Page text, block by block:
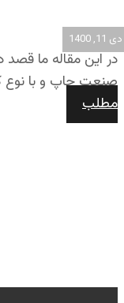
دی 11, 1400
در این مقاله ما قصد
صنعت چاپ و با
مطلب